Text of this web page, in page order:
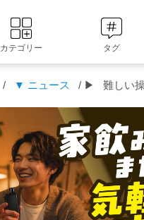
カテゴリー タグ
/ ▼ ニュース / ▶ 難しい